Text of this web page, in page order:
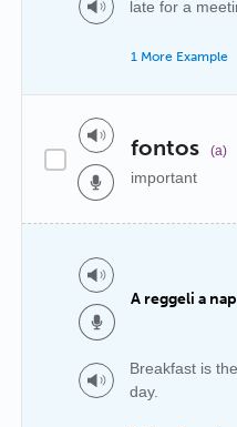
late for a
1 More Example
fontos (a)
important
A reggeli a
Breakfast is
day.